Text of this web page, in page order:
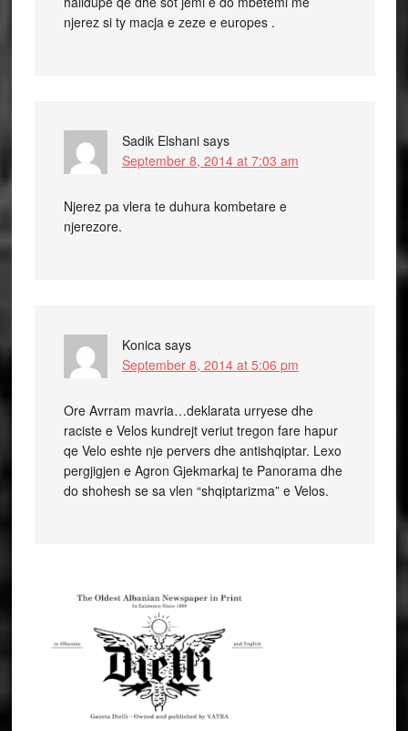
njerez si ty macja e zeze e europes .
Sadik Elshani says
September 8, 2014 at 7:03 am
Njerez pa vlera te duhura kombetare e
njerezore.
Konica says
September 8, 2014 at 5:06 pm
Ore Avrram mavria…deklarata urryese dhe
raciste e Velos kundrejt veriut tregon fare hapur
qe Velo eshte nje pervers dhe antishqiptar. Lexo
pergjigjen e Agron Gjekmarkaj te Panorama dhe
do shohesh se sa vlen “shqiptarizma” e Velos.